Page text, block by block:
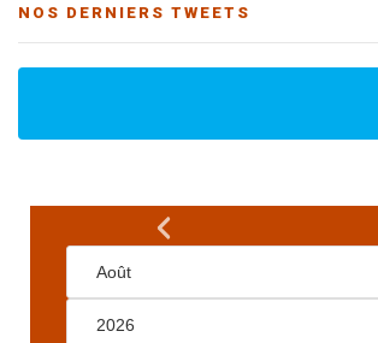
NOS DERNIERS TWEETS